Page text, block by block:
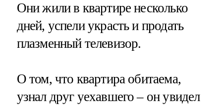
Они жили в квартире несколько
дней, успели украсть и продать
плазменный телевизор.
О том, что квартира обитаема,
узнал друг уехавшего – он увидел